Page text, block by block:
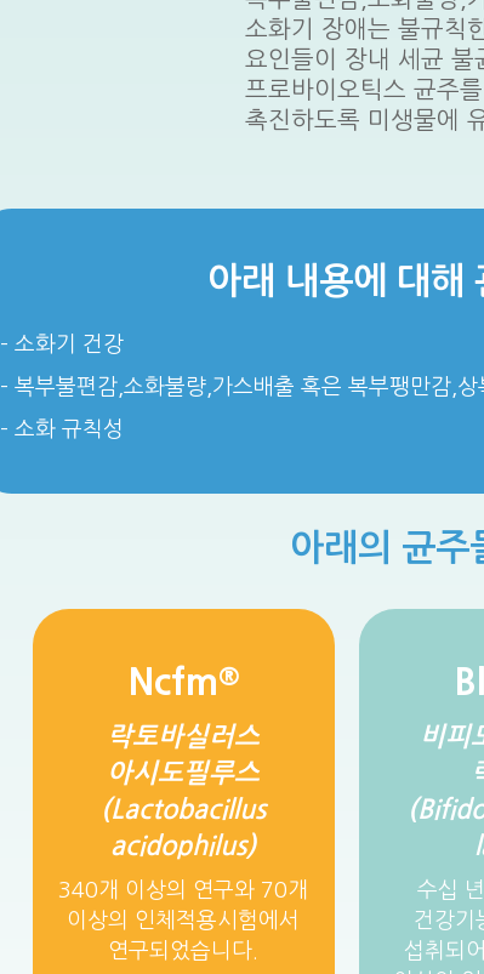
소화기 장애는 불규칙
요인들이 장내 세균 불
프로바이오틱스 균주
촉진하도록 미생물에
아래 내용에 대해
– 소화기 건강
– 복부불편감,소화불량,가스배출 혹은 복부팽만감,
– 소화 규칙성
아래의 균주
Ncfm®
락토바실러스
아시도필루스
(Lactobacillus
acidophilus)
340개 이상의 연구와 70개
이상의 인체적용시험에서
연구되었습니다.
비피
수십
건강기
섭취되